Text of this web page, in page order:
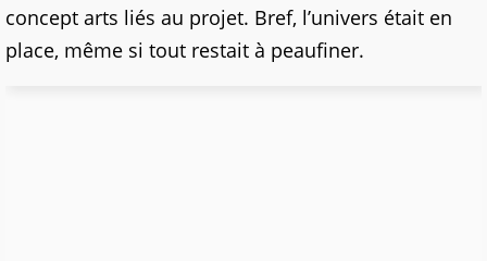
concept arts liés au projet. Bref, l’univers était en
place, même si tout restait à peaufiner.